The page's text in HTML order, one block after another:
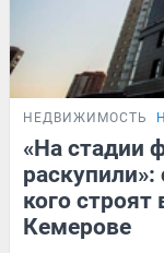
НЕДВИЖИМОСТЬ
«На стадии
раскупили»:
кого
Кемерове